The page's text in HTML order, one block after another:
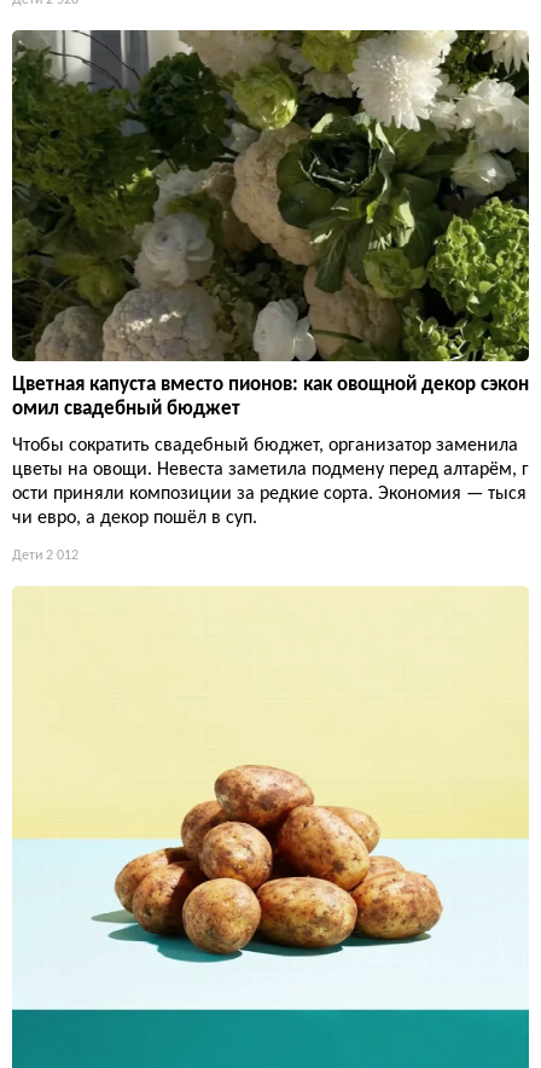
Цветная капуста вместо пионов: как овощной декор сэкон
омил свадебный бюджет
Чтобы сократить свадебный бюджет, организатор заменила
цветы на овощи. Невеста заметила подмену перед алтарём, г
ости приняли композиции за редкие сорта. Экономия — тыся
чи евро, а декор пошёл в суп.
Дети 2 012